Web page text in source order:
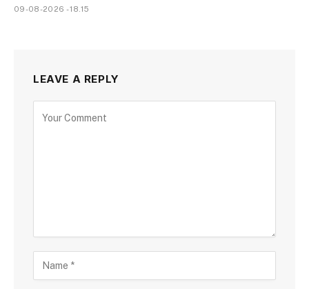
09-08-2026 - 18.15
LEAVE A REPLY